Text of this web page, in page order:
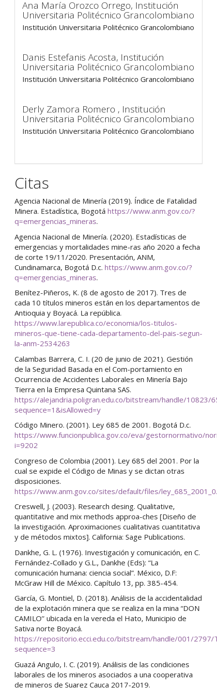
Ana María Orozco Orrego, Institución
Universitaria Politécnico Grancolombiano
Institución Universitaria Politécnico Grancolombiano
Danis Estefanis Acosta, Institución
Universitaria Politécnico Grancolombiano
Institución Universitaria Politécnico Grancolombiano
Derly Zamora Romero , Institución
Universitaria Politécnico Grancolombiano
Institución Universitaria Politécnico Grancolombiano
Citas
Agencia Nacional de Minería (2019). Índice de Fatalidad
Minera. Estadística, Bogotá https://www.anm.gov.co/?
q=emergencias_mineras.
Agencia Nacional de Minería. (2020). Estadísticas de
emergencias y mortalidades mine-ras año 2020 a fecha
de corte 19/11/2020. Presentación, ANM,
Cundinamarca, Bogotá D.c. https://www.anm.gov.co/?
q=emergencias_mineras.
Benítez-Piñeros, K. (8 de agosto de 2017). Tres de
cada 10 títulos mineros están en los departamentos de
Antioquia y Boyacá. La república.
https://www.larepublica.co/economia/los-titulos-
mineros-que-tiene-cada-departamento-del-pais-segun-
la-anm-2534263
Calambas Barrera, C. I. (20 de junio de 2021). Gestión
de la Seguridad Basada en el Com-portamiento en
Ocurrencia de Accidentes Laborales en Minería Bajo
Tierra en la Empresa Quintana SAS.
https://alejandria.poligran.edu.co/bitstream/handle/10823/
sequence=1&isAllowed=y
Código Minero. (2001). Ley 685 de 2001. Bogotá D.c.
https://www.funcionpublica.gov.co/eva/gestornormativo/
i=9202
Congreso de Colombia (2001). Ley 685 del 2001. Por la
cual se expide el Código de Minas y se dictan otras
disposiciones.
https://www.anm.gov.co/sites/default/files/
Creswell, J. (2003). Research desing. Qualitative,
quantitative and mix methods approa-ches [Diseño de
la investigación. Aproximaciones cualitativas cuantitativa
y de métodos mixtos]. California: Sage Publications.
Dankhe, G. L. (1976). Investigación y comunicación, en C.
Fernández-Collado y G.L., Dankhe (Eds): “La
comunicación humana: ciencia social”. México, D.F:
McGraw Hill de México. Capítulo 13, pp. 385-454.
García, G. Montiel, D. (2018). Análisis de la accidentalidad
de la explotación minera que se realiza en la mina “DON
CAMILO’’ ubicada en la vereda el Hato, Municipio de
Sativa norte Boyacá.
https://repositorio.ecci.edu.co/bitstream/handle/001/2797/
sequence=3
Guazá Angulo, I. C. (2019). Análisis de las condiciones
laborales de los mineros asociados a una cooperativa
de mineros de Suarez Cauca 2017-2019.